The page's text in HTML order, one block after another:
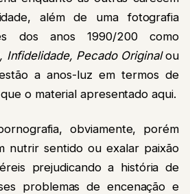
além de uma fotografia
dos anos 1990/200 como
Infidelidade, Pecado Originalou
a anos-luz em termos de
o material apresentado aqui.
obviamente, porém
nutrir sentido ou exalar paixão
prejudicando a história de
problemas de encenação e